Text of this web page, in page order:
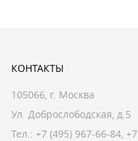
КОНТАКТЫ
105066, г. Москва
Ул. Доброслободская, д.5
Тел.: +7 (495) 967-66-84,